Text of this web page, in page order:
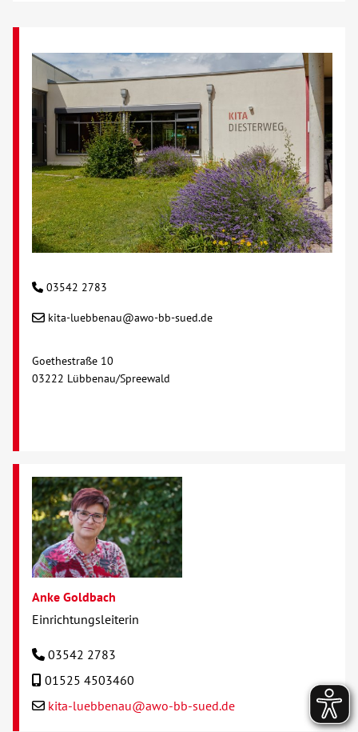
03542 2783
kita-luebbenau@awo-bb-sued.de
Goethestraße 10
03222 Lübbenau/Spreewald
Anke Goldbach
Einrichtungsleiterin
03542 2783
01525 4503460
kita-luebbenau@awo-bb-sued.de